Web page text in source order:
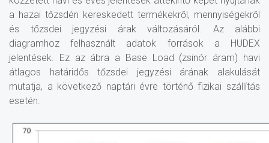
a hazai tőzsdén kereskedett termékekről, mennyiségekről
és tőzsdei jegyzési árak változásáról. Az alábbi
diagramhoz felhasznált adatok források a HUDEX
jelentések. Ez az ábra a Base Load (zsinór áram) havi
átlagos határidős tőzsdei jegyzési árának alakulását
mutatja, a következő naptári évre történő fizikai szállítás
esetén.